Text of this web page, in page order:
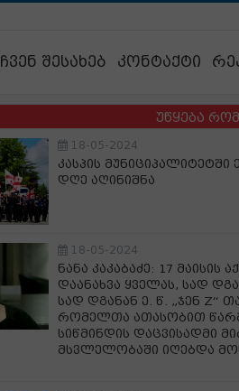
ჩვენ შესახებ კონტაქტი
უწყება
18-05-2024
კასპის
დღე აღინიშნა
18-05-2024
ნანა კაკაბაძე: 17 მაისის
დაანახვა ყველას, სად
სად დგანან ე. წ. „ჯენ Z“
რომელთა ათასობით
სიწმინდის დაცვისადმი
მსვლელობაში იღებდა